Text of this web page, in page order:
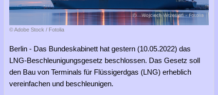
© Adobe Stock / Fotolia
Berlin - Das Bundeskabinett hat gestern (10.05.2022) das
LNG-Beschleunigungsgesetz beschlossen. Das Gesetz soll
den Bau von Terminals für Flüssigerdgas (LNG) erheblich
vereinfachen und beschleunigen.